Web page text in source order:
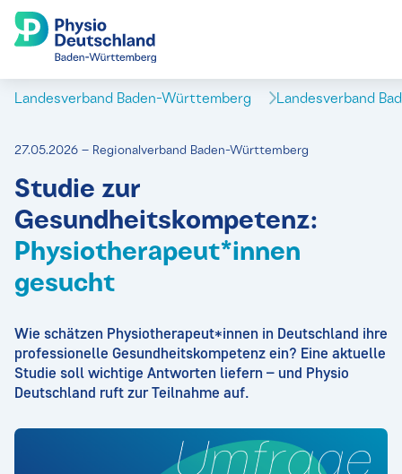
Landesverband Baden-Württemberg Landesverband
27.05.2026 – Regionalverband Baden-Württemberg
Studie zur
Gesundheitskompetenz:
Physiotherapeut*innen
gesucht
Wie schätzen Physiotherapeut*innen in Deutschland ihre
professionelle Gesundheitskompetenz ein? Eine aktuelle
Studie soll wichtige Antworten liefern – und Physio
Deutschland ruft zur Teilnahme auf.